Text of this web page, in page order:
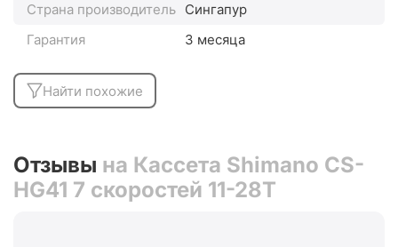
Страна производитель Сингапур
Гарантия
3 месяца
Найти похожие
Отзывы на Кассета Shimano CS-
HG41 7 скоростей 11-28T